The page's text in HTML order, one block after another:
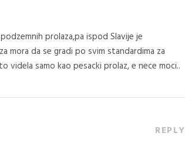
prolaza,pa ispod Slavije je
mora da se gradi po svim standardima za
samo kao pesacki prolaz, e nece moci..
REPLY